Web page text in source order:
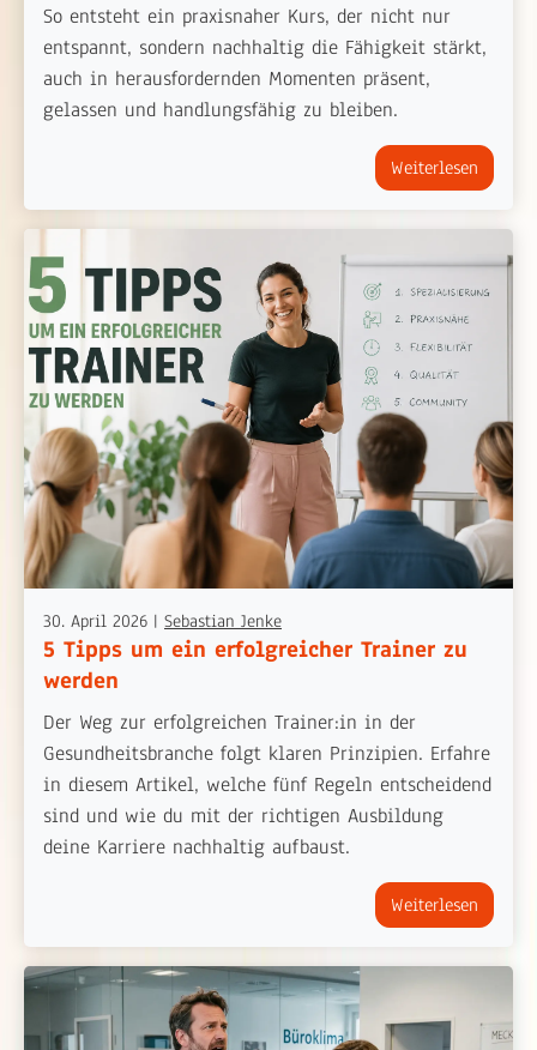
So entsteht ein praxisnaher Kurs, der nicht nur
entspannt, sondern nachhaltig die Fähigkeit stärkt,
auch in herausfordernden Momenten präsent,
gelassen und handlungsfähig zu bleiben.
Weiterlesen
30. April 2026 | Sebastian Jenke
5 Tipps um ein erfolgreicher Trainer zu
werden
Der Weg zur erfolgreichen Trainer:in in der
Gesundheitsbranche folgt klaren Prinzipien. Erfahre
in diesem Artikel, welche fünf Regeln entscheidend
sind und wie du mit der richtigen Ausbildung
deine Karriere nachhaltig aufbaust.
Weiterlesen